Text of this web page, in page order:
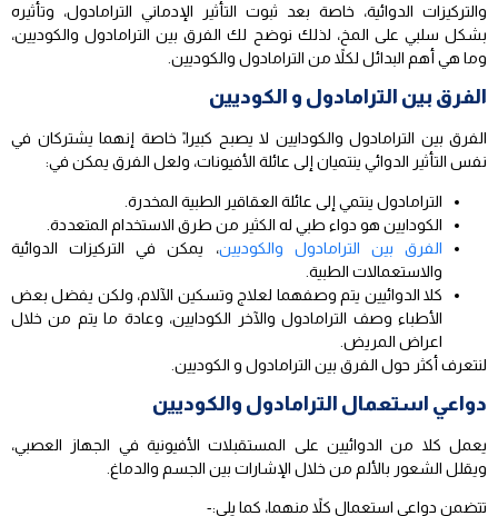
والتركيزات الدوائية، خاصة بعد ثبوت التأثير الإدماني الترامادول، وتأثيره
بشكل سلبي على المخ، لذلك نوضح لك الفرق بين الترامادول والكوديين،
وما هي أهم البدائل لكلاً من الترامادول والكوديين.
الفرق بين الترامادول و الكوديين
الفرق بين الترامادول والكودايين لا يصبح كبيرا،ً خاصة إنهما يشتركان في
نفس التأثير الدوائي ينتميان إلى عائلة الأفيونات، ولعل الفرق يمكن في:
الترامادول ينتمي إلى عائلة العقاقير الطبية المخدرة.
الكودايين هو دواء طبي له الكثير من طرق الاستخدام المتعددة.
الفرق بين الترامادول والكوديين، يمكن في التركيزات الدوائية
والاستعمالات الطبية.
كلا الدوائيين يتم وصفهما لعلاج وتسكين الآلام، ولكن يفضل بعض
الأطباء وصف الترامادول والآخر الكودايين، وعادة ما يتم من خلال
اعراض المريض.
لنتعرف أكثر حول الفرق بين الترامادول و الكوديين.
دواعي استعمال الترامادول والكوديين
يعمل كلا من الدوائيين على المستقبلات الأفيونية في الجهاز العصبي،
ويقلل الشعور بالألم من خلال الإشارات بين الجسم والدماغ.
تتضمن دواعي استعمال كلاً منهما، كما يلي:-